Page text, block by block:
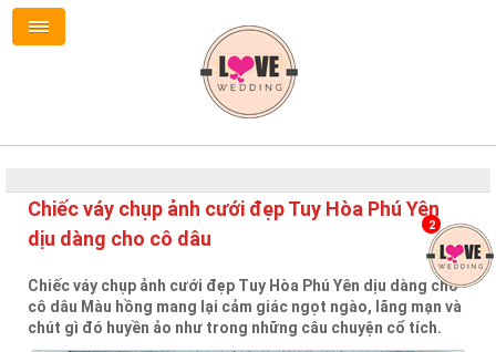
Chiếc váy chụp ảnh cưới đẹp Tuy Hòa Phú Yên
dịu dàng cho cô dâu
Chiếc váy chụp ảnh cưới đẹp Tuy Hòa Phú Yên dịu dàng cho
cô dâu Màu hồng mang lại cảm giác ngọt ngào, lãng mạn và
chút gì đó huyền ảo như trong những câu chuyện cổ tích.
2